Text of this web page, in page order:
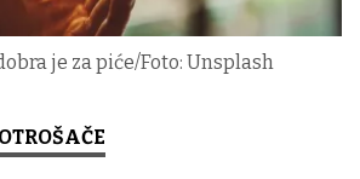
je za piće/Foto: Unsplash